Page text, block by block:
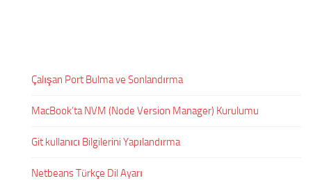
Çalışan Port Bulma ve Sonlandırma
MacBook’ta NVM (Node Version Manager) Kurulumu
Git kullanıcı Bilgilerini Yapılandırma
Netbeans Türkçe Dil Ayarı